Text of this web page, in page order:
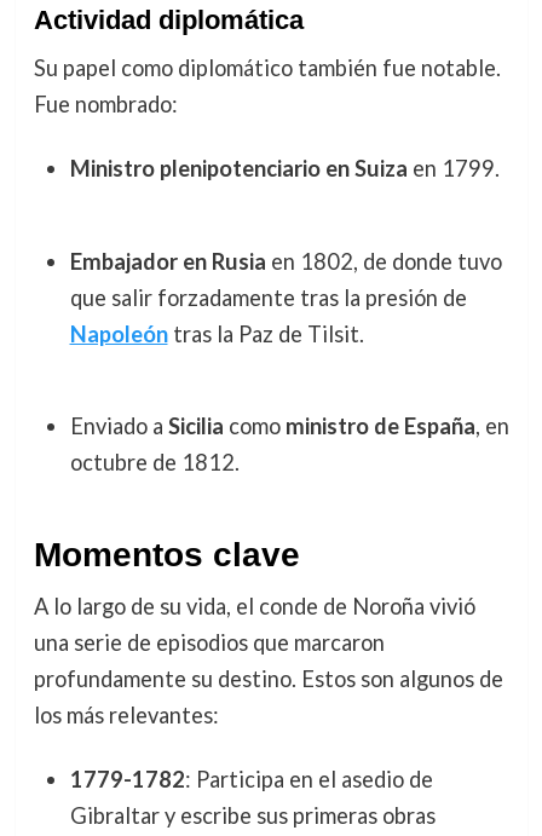
Actividad diplomática
Su papel como diplomático también fue notable.
Fue nombrado:
Ministro plenipotenciario en Suiza en 1799.
Embajador en Rusia en 1802, de donde tuvo
que salir forzadamente tras la presión de
Napoleóntras la Paz de Tilsit.
Enviado a Sicilia como ministro de España, en
octubre de 1812.
Momentos clave
A lo largo de su vida, el conde de Noroña vivió
una serie de episodios que marcaron
profundamente su destino. Estos son algunos de
los más relevantes:
1779-1782: Participa en el asedio de
Gibraltar y escribe sus primeras obras